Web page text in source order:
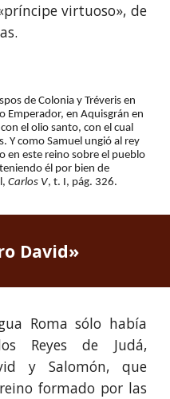
virtuoso», de
de Colonia y Tréveris en
Emperador, en Aquisgrán en
el olio santo, con el cual
Y como Samuel ungió al rey
en este reino sobre el pueblo
él por bien de
Carlos V, t. I, pág. 326.
David»
Roma sólo había
Reyes de Judá,
y Salomón, que
formado por las